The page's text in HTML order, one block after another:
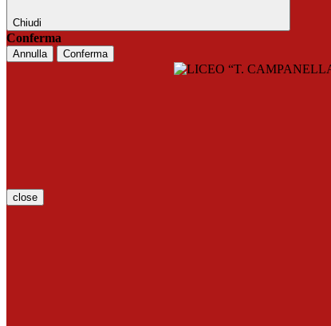
Chiudi
Conferma
Annulla Conferma
close